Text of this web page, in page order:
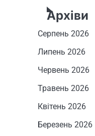
Архіви
Серпень 2026
Липень 2026
Червень 2026
Травень 2026
Квітень 2026
Березень 2026